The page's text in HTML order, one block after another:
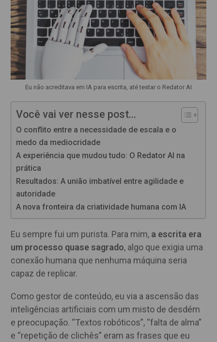
Eu não acreditava em IA para escrita, até testar o Redator AI
Você vai ver nesse post...
O conflito entre a necessidade de escala e o
medo da mediocridade
A experiência que mudou tudo: O Redator AI na
prática
Resultados: A união imbatível entre agilidade e
autoridade
A nova fronteira da criatividade humana com IA
Eu sempre fui um purista. Para mim, a escrita era
um processo quase sagrado, algo que exigia uma
conexão humana que nenhuma máquina seria
capaz de replicar.
Como gestor de conteúdo, eu via a ascensão das
inteligências artificiais com um misto de desdém
e preocupação. “Textos robóticos”, “falta de alma”
e “repetição de clichês” eram as frases que eu